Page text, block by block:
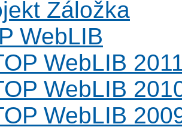
Záložka
WebLIB
WebLIB
WebLIB
WebLIB